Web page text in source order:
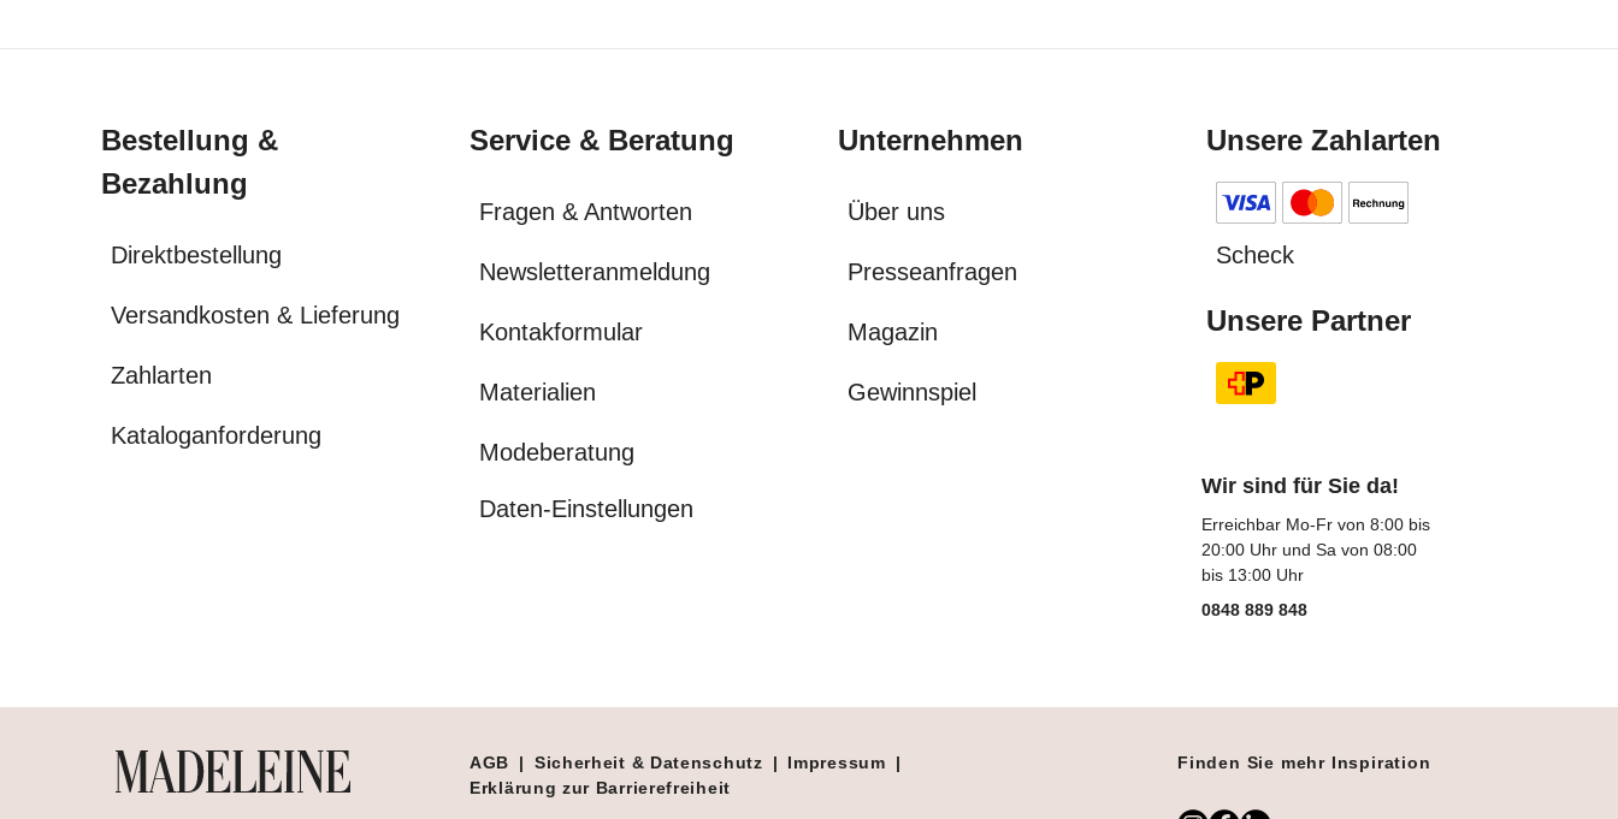
Bestellung &
Bezahlung
Direktbestellung
Versandkosten & Lieferung
Zahlarten
Kataloganforderung
Service & Beratung
Fragen & Antworten
Newsletteranmeldung
Kontakformular
Materialien
Modeberatung
Daten-Einstellungen
Unternehmen
Über uns
Presseanfragen
Magazin
Gewinnspiel
Unsere Zahlarten
Scheck
Unsere Partner
Wir sind für Sie da!
Erreichbar Mo-Fr von 8:00 bis
20:00 Uhr und Sa von 08:00
bis 13:00 Uhr
0848 889 848
AGB | Sicherheit & Datenschutz | Impressum
|
Erklärung zur Barrierefreiheit
Finden Sie mehr Inspiration